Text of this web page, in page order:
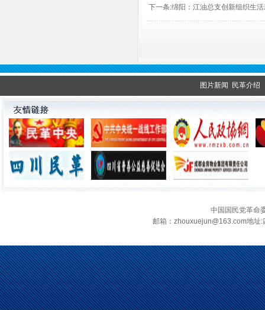
下一条:绵阳：江油总支创新组织生
图片新闻 民革介绍
中国国民党革命
邮箱：zhouxuejun@163.com地址